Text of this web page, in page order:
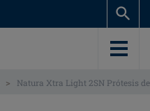
> Natura Xtra Light 2SN Prótesis